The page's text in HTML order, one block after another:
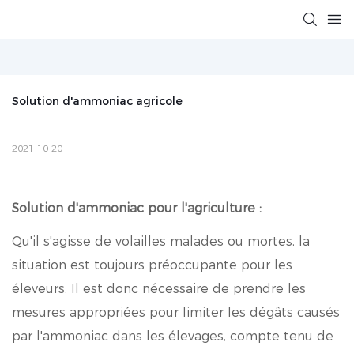
Solution d'ammoniac agricole
2021-10-20
Solution d'ammoniac pour l'agriculture :
Qu'il s'agisse de volailles malades ou mortes, la
situation est toujours préoccupante pour les
éleveurs. Il est donc nécessaire de prendre les
mesures appropriées pour limiter les dégâts causés
par l'ammoniac dans les élevages, compte tenu de